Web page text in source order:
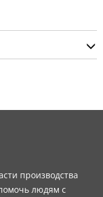
производства
людям с